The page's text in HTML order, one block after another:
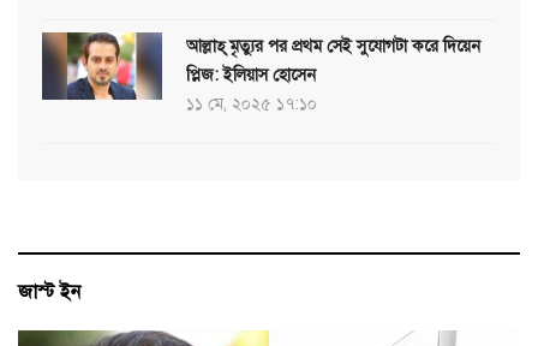
আল্লাহ্ মৃত্যুর পর প্রথম সেই সুযোগটা করে দিয়েন
প্লিজ: ইলিয়াস হোসেন
১১ মে, ২০২৫ ১৭:১০
জাস্ট ইন